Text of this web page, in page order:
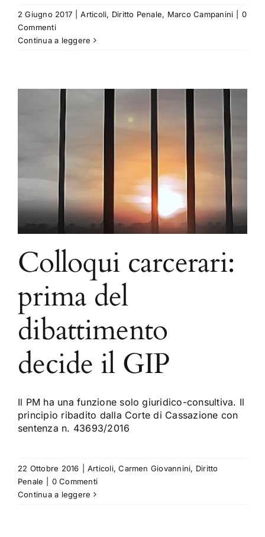
2 Giugno 2017 Articoli, Diritto Penale, Marco Campanini
0
Commenti
Continua a leggere
Colloqui carcerari:
prima del
dibattimento
decide il GIP
Il PM ha una funzione solo giuridico-consultiva. Il
principio ribadito dalla Corte di Cassazione con
sentenza n. 43693/2016
22 Ottobre 2016 Articoli,Carmen Giovannini, Diritto
Penale
0 Commenti
Continua a leggere